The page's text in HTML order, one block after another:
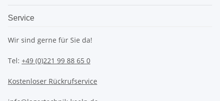
Service
Wir sind gerne für Sie da!
Tel: +49 (0)221 99 88 65 0
Kostenloser Rückrufservice